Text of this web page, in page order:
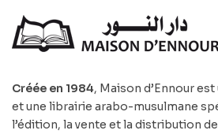
Créée en 1984, Maison d’Ennour
et une librairie arabo-musulmane
l’édition, la vente et la distribution